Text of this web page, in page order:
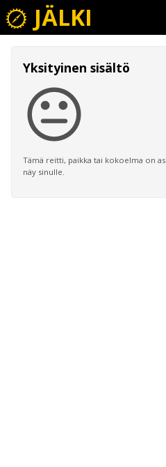
JÄLKI
Yksityinen sisältö
Tämä reitti, paikka tai kokoelma on
näy sinulle.